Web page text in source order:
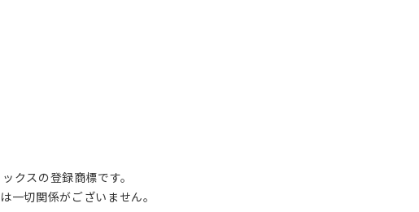
スの登録商標です。
切関係がございません。